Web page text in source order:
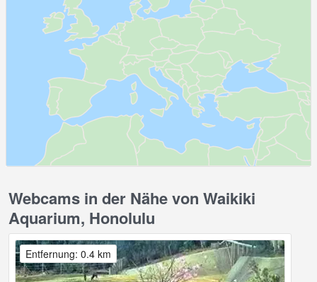
Webcams in der Nähe von Waikiki
Aquarium, Honolulu
Entfernung: 0.4 km